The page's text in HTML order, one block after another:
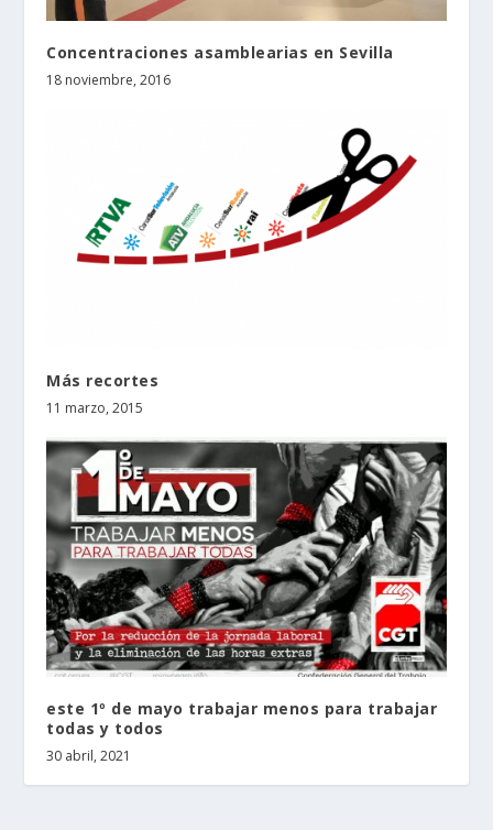
Concentraciones asamblearias en Sevilla
18 noviembre, 2016
Más recortes
11 marzo, 2015
este 1º de mayo trabajar menos para trabajar
todas y todos
30 abril, 2021